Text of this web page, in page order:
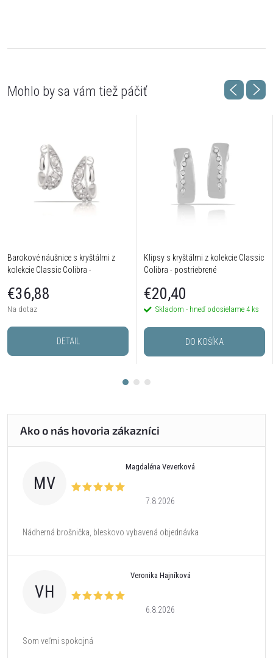
Barokové náušnice s kryštálmi z
kolekcie Classic Colibra -
€36,88
Na dotaz
DETAIL
Klipsy s kryštálmi z kolekcie Classic
Colibra - postriebrené
€20,40
Skladom - hneď odosielame 4 ks
DO KOŠÍKA
MV
Magdaléna Veverková
7.8.2026
Nádherná brošnička, bleskovo vybavená objednávka
VH
Veronika Hajníková
6.8.2026
Som veľmi spokojná